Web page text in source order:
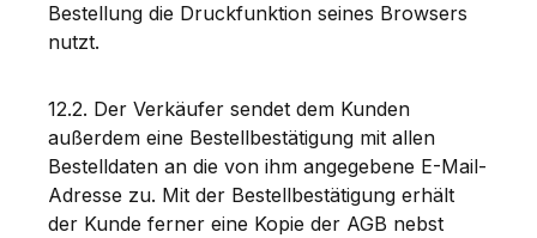
Bestellung die Druckfunktion seines Browsers
nutzt.
12.2. Der Verkäufer sendet dem Kunden
außerdem eine Bestellbestätigung mit allen
Bestelldaten an die von ihm angegebene E-Mail-
Adresse zu. Mit der Bestellbestätigung erhält
der Kunde ferner eine Kopie der AGB nebst